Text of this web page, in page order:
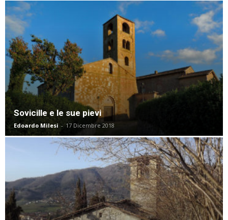
Sovicille e le sue pievi
Edoardo Milesi - 17 Dicembre 2018